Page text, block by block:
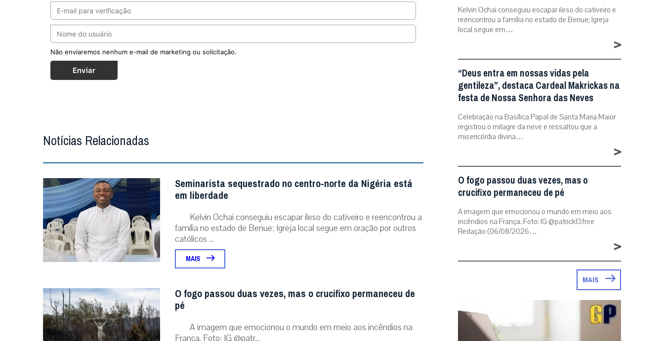
Não enviaremos nenhum e-mail de marketing ou solicitação.
Enviar
Notícias Relacionadas
Seminarista sequestrado no centro-norte da Nigéria está
em liberdade
Kelvin Ochai conseguiu escapar ileso do cativeiro e reencontrou a
família no estado de Benue; Igreja local segue em oração por outros
católicos ...
MAIS
O fogo passou duas vezes, mas o crucifixo permaneceu de
pé
A imagem que emocionou o mundo em meio aos incêndios na
França. Foto: IG @patr...
Kelvin Ochai conseguiu escapar ileso do cativeiro e
reencontrou a família no estado de Benue; Igreja
local segue em…
>
“Deus entra em nossas vidas pela
gentileza”, destaca Cardeal Makrickas na
festa de Nossa Senhora das Neves
Celebração na Basílica Papal de Santa Maria Maior
registrou o milagre da neve e ressaltou que a
misericórdia divina…
>
O fogo passou duas vezes, mas o
crucifixo permaneceu de pé
A imagem que emocionou o mundo em meio aos
incêndios na França. Foto: IG @patrick13free
Redação (06/08/2026…
>
MAIS